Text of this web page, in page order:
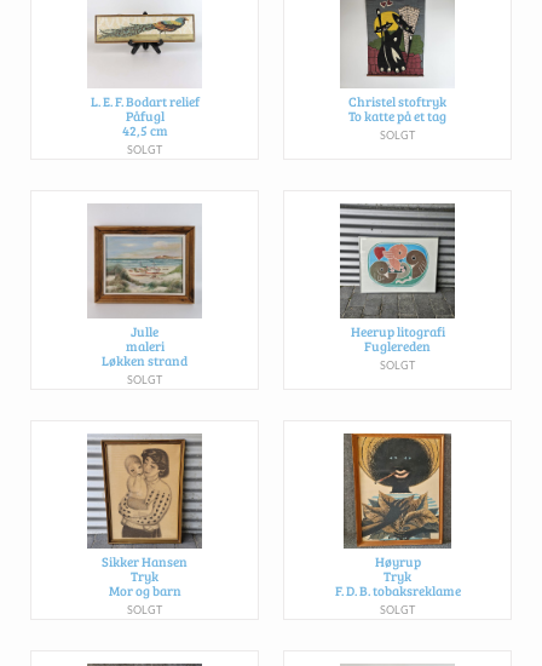
L. E. F. Bodart relief
Påfugl
42,5 cm
SOLGT
Christel stoftryk
To katte på et tag
SOLGT
Julle
maleri
Løkken strand
SOLGT
Heerup litografi
Fuglereden
SOLGT
Sikker Hansen
Tryk
Mor og barn
SOLGT
Høyrup
Tryk
F. D. B. tobaksreklame
SOLGT